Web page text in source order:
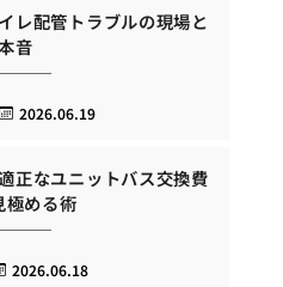
レ配管トラブルの現場と
音
2026.06.19
正なユニットバス交換費
極める術
2026.06.18